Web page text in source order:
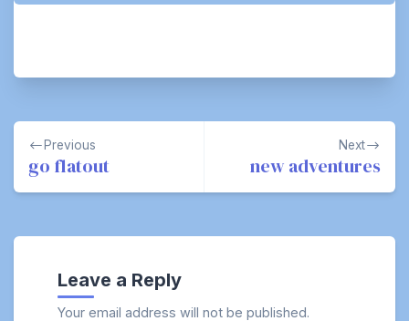
Post
navigation
Previous
go flatout
Next
new adventures
Leave a Reply
Your email address will not be published.